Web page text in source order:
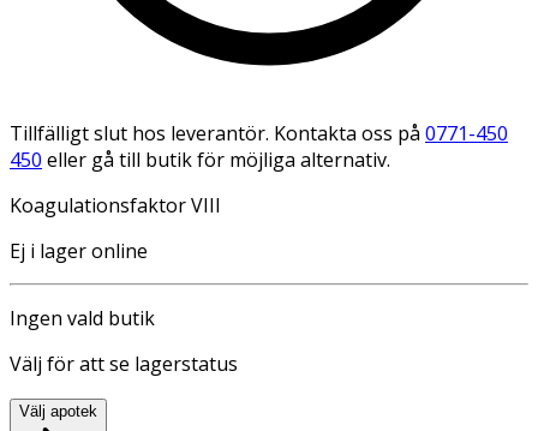
Tillfälligt slut hos leverantör. Kontakta oss på 0771-450
450 eller gå till butik för möjliga alternativ.
Koagulationsfaktor VIII
Ej i lager online
Ingen vald butik
Välj för att se lagerstatus
Välj apotek